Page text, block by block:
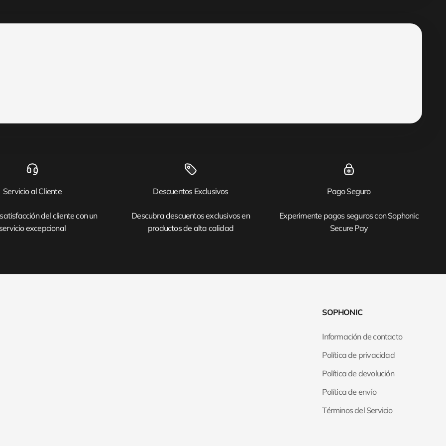
Servicio al Cliente
del cliente con un
excepcional
Descuentos Exclusivos
Descubra descuentos exclusivos en
productos de alta calidad
Pago Seguro
Experimente pagos seguros con Sophonic
Secure Pay
SOPHONIC
Información de contacto
Política de privacidad
Política de devolución
Política de envío
Términos del Servicio